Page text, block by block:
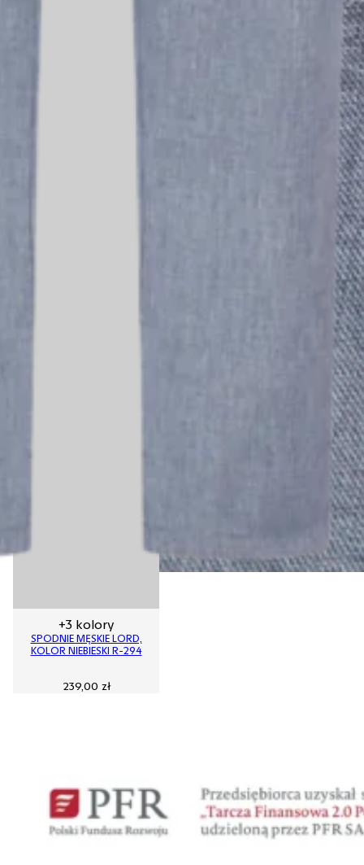
+3 kolory
SPODNIE MĘSKIE LORD,
KOLOR NIEBIESKI R-294
239,00 zł